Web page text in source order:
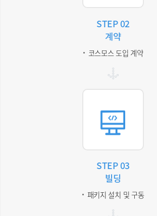
STEP 02
계약
코스모스 도입 계약
STEP 03
빌딩
패키지 설치 및 구동